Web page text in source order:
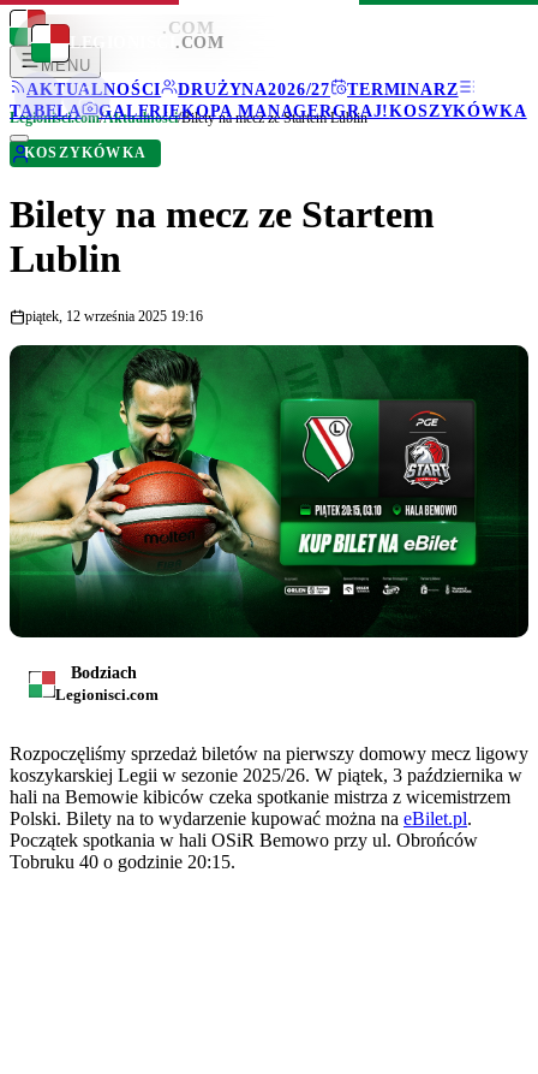
LEGIONISCI .COM
MENU
AKTUALNOŚCI
DRUŻYNA2026/27
TERMINARZ
TABELA
GALERIEKOPA MANAGERGRAJ!KOSZYKÓWKA
LEGIONISCI .COM
Legionisci.com/Aktualności/Bilety na mecz ze Startem Lublin
KOSZYKÓWKA
Bilety na mecz ze Startem
Lublin
piątek, 12 września 2025 19:16
Bodziach
Legionisci.com
Rozpoczęliśmy sprzedaż biletów na pierwszy domowy mecz ligowy
koszykarskiej Legii w sezonie 2025/26. W piątek, 3 października w
hali na Bemowie kibiców czeka spotkanie mistrza z wicemistrzem
Polski. Bilety na to wydarzenie kupować można na eBilet.pl.
Początek spotkania w hali OSiR Bemowo przy ul. Obrońców
Tobruku 40 o godzinie 20:15.